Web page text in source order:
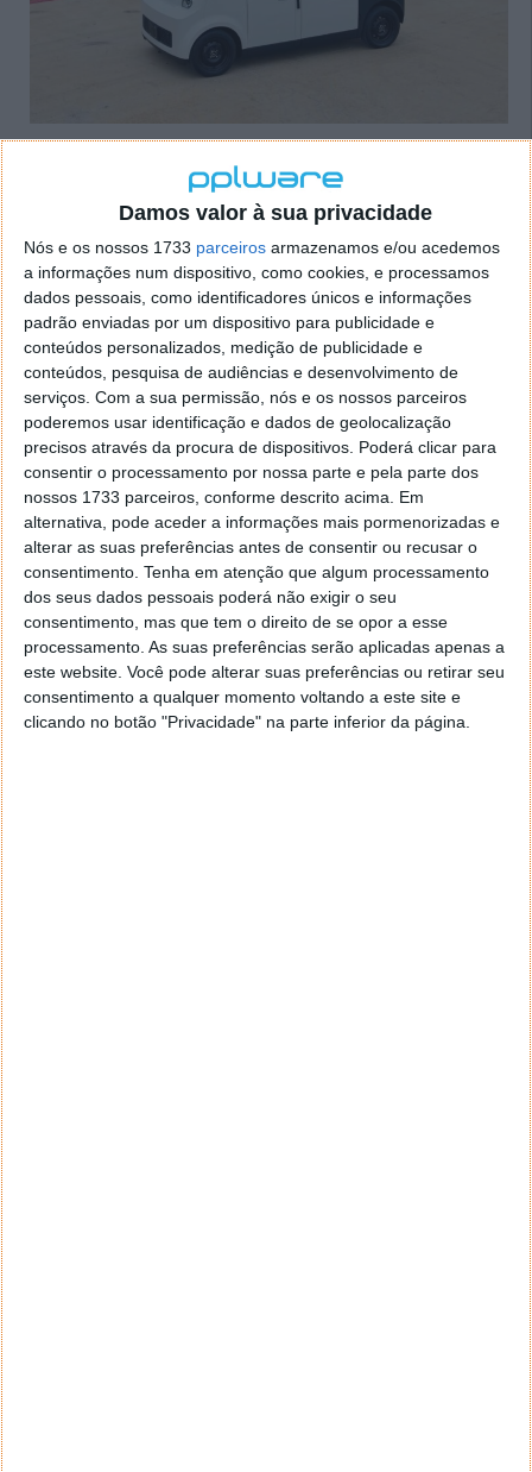
Damos valor à sua privacidade
Nós e os nossos 1733 parceiros armazenamos e/ou acedemos
a informações num dispositivo, como cookies, e processamos
dados pessoais, como identificadores únicos e informações
padrão enviadas por um dispositivo para publicidade e
conteúdos personalizados, medição de publicidade e
conteúdos, pesquisa de audiências e desenvolvimento de
serviços. Com a sua permissão, nós e os nossos parceiros
poderemos usar identificação e dados de geolocalização
precisos através da procura de dispositivos. Poderá clicar para
consentir o processamento por nossa parte e pela parte dos
nossos 1733 parceiros, conforme descrito acima. Em
alternativa, pode aceder a informações mais pormenorizadas e
alterar as suas preferências antes de consentir ou recusar o
consentimento. Tenha em atenção que algum processamento
dos seus dados pessoais poderá não exigir o seu
consentimento, mas que tem o direito de se opor a esse
processamento. As suas preferências serão aplicadas apenas a
este website. Você pode alterar suas preferências ou retirar seu
consentimento a qualquer momento voltando a este site e
clicando no botão "Privacidade" na parte inferior da página.
14,7 kWh
superior a 125 quilómetrospor carga. Um detalhe
relevante para o mercado a que se destina é que
pode ser carregado numa tomada doméstica
comum, sem necessidade de infraestrutura
dedicada.
A Olinia apresentou os custos operacionais como um
dos principais argumentos de venda. Segundo os
dados divulgados no evento, ocusto por quilómetro
é de aproximadamente 0,49 pesos(o equivalente a
cerca de 0,024 euros), face aos 2,40 pesos (o
equivalente a cerca de 0,12 euros) de um veículo a
gasolina equivalente.
Para um condutor urbano diário, isso pode
representar umapoupança anual superior a 50.000
pesos(o equivalente a cerca de 2500 euros), um
argumento difícil de ignorar em mercados onde o
rendimento disponível é limitado.